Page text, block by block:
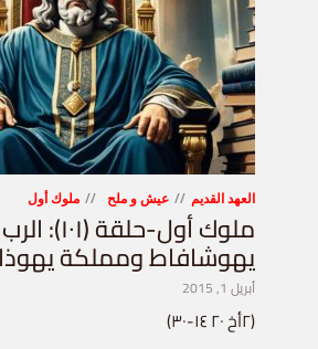
العهد القديم عيش و ملح ملوك أول
ملوك أول-
يهوشافاط ومملكة يهوذا
أبريل 1, 2015
(٢أخ ٢٠ ١٤-٣٠)